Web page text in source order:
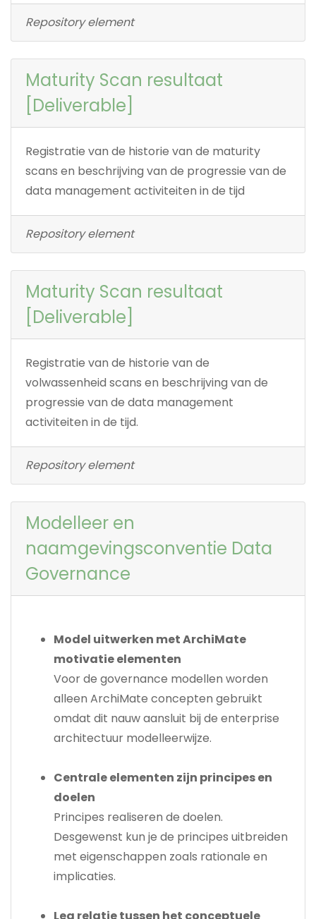
Repository element
Maturity Scan resultaat
[Deliverable]
Registratie van de historie van de maturity
scans en beschrijving van de progressie van de
data management activiteiten in de tijd
Repository element
Maturity Scan resultaat
[Deliverable]
Registratie van de historie van de
volwassenheid scans en beschrijving van de
progressie van de data management
activiteiten in de tijd.
Repository element
Modelleer en
naamgevingsconventie Data
Governance
Model uitwerken met ArchiMate
motivatie elementen
Voor de governance modellen worden
alleen ArchiMate concepten gebruikt
omdat dit nauw aansluit bij de enterprise
architectuur modelleerwijze.
Centrale elementen zijn principes en
doelen
Principes realiseren de doelen.
Desgewenst kun je de principes uitbreiden
met eigenschappen zoals rationale en
implicaties.